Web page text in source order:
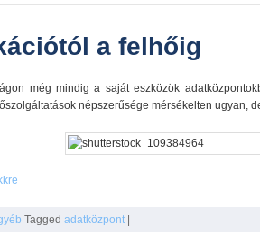
a felhőig
még mindig a saját eszközök
népszerűsége mérsékelten ugyan,
Tagged adatközpont |